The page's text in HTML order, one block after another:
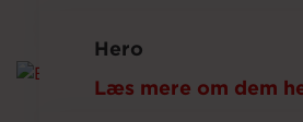
Hero
Læs mere om dem